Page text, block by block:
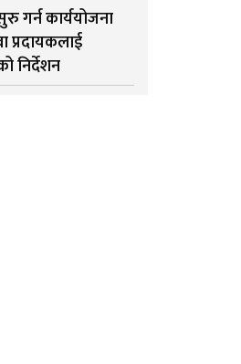
गर्न कार्ययोजना
प्रदायकलाई
निर्देशन